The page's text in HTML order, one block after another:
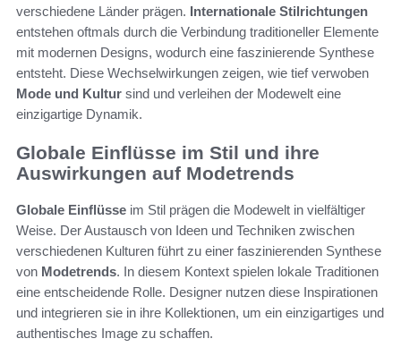
verschiedene Länder prägen. Internationale Stilrichtungen
entstehen oftmals durch die Verbindung traditioneller Elemente
mit modernen Designs, wodurch eine faszinierende Synthese
entsteht. Diese Wechselwirkungen zeigen, wie tief verwoben
Mode und Kultur sind und verleihen der Modewelt eine
einzigartige Dynamik.
Globale Einflüsse im Stil und ihre
Auswirkungen auf Modetrends
Globale Einflüsse im Stil prägen die Modewelt in vielfältiger
Weise. Der Austausch von Ideen und Techniken zwischen
verschiedenen Kulturen führt zu einer faszinierenden Synthese
von Modetrends. In diesem Kontext spielen lokale Traditionen
eine entscheidende Rolle. Designer nutzen diese Inspirationen
und integrieren sie in ihre Kollektionen, um ein einzigartiges und
authentisches Image zu schaffen.